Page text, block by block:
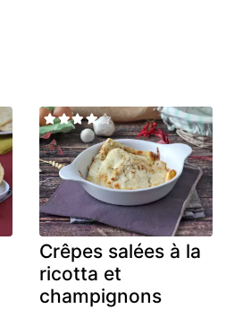
Crêpes salées à la
ricotta et
champignons